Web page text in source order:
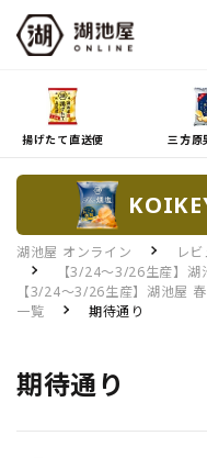
揚げたて直送便 三方原
湖池屋 オンライン レ
【3/24～3/26生産】
【3/24～3/26生産】湖池屋
一覧
期待通り
期待通り